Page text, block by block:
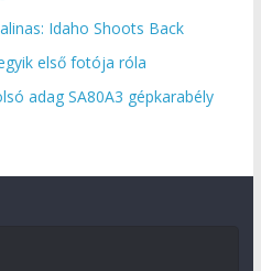
Idaho Shoots Back
első fotója róla
adag SA80A3 gépkarabély